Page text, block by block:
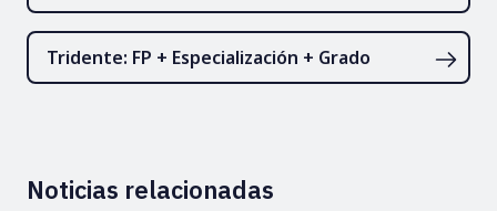
Tridente: FP + Especialización + Grado
Noticias relacionadas